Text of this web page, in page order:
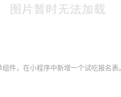
件，在小程序中新增一个试吃报名